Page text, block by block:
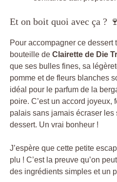
Et on boit quoi avec ça ? 🍷
Pour accompagner ce dessert
bouteille de Clairette de Die
que ses bulles fines, sa
pomme et de fleurs blanches
idéal pour le parfum de la
poire. C’est un accord joyeux,
palais sans jamais écraser les
dessert. Un vrai bonheur !
J’espère que cette petite
plu ! C’est la preuve qu’on
des ingrédients simples et un